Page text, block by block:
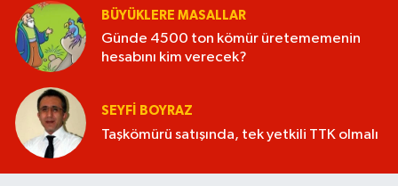
BÜYÜKLERE MASALLAR
Günde 4500 ton kömür üretememenin
hesabını kim verecek?
SEYFI BOYRAZ
Taşkömürü satışında, tek yetkili TTK olmalı
15:27 |Zeki Tosun, kabri başında dualarla anıldı
15:12 |“Vatandaşa yol yok, damada iş var” iddiası!
15:06 |Jandarma ekipleri alev alan araçtan sürücüyü